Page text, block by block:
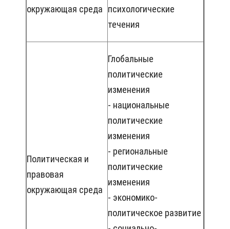
окружающая среда психологические
течения
Политическая и
правовая
окружающая среда
Глобальные
политические
изменения
- национальные
политические
изменения
- региональные
политические
изменения
- экономико-
политическое развитие